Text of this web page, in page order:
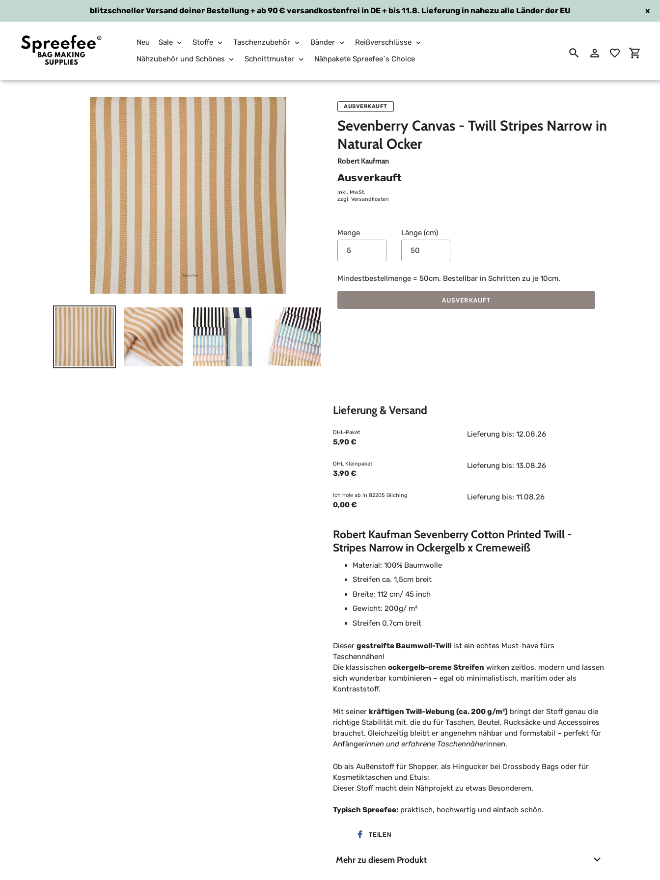
Direkt
blitzschneller Versand deiner Bestellung + ab 90 € versandkostenfrei in DE + bis 11.8. Lieferung in nahezu alle Länder der EU x
Neu Sale Stoffe Taschenzubehör Bänder
Reißverschlüsse
Nähzubehör und Schönes
Schnittmuster Nähpakete Spreefee`s Choice SuchenEinloggen
AUSVERKAUFT
Sevenberry Canvas - Twill Stripes Narrow in
Natural Ocker
Robert Kaufman
Ausverkauft
inkl. MwSt.
zzgl. Versandkosten
Menge Länge (cm)
Mindestbestellmenge = 50cm. Bestellbar in Schritten zu je 10cm.
AUSVERKAUFT
Lieferung & Versand
DHL-Paket
5,90 €
Lieferung bis: 12.08.26
DHL Kleinpaket
3,90 €
Lieferung bis: 13.08.26
Ich hole ab in 82205 Gilching
0,00 €
Lieferung bis: 11.08.26
Robert Kaufman Sevenberry Cotton Printed Twill -
Stripes Narrow in Ockergelb x Cremeweiß
Material: 100% Baumwolle
Streifen ca. 1,5cm breit
Breite: 112 cm/ 45 inch
Gewicht: 200g/ m²
Streifen 0,7cm breit
Dieser gestreifte Baumwoll-Twill ist ein echtes Must-have fürs
Taschennähen!
Die klassischen ockergelb-creme Streifen wirken zeitlos, modern und lassen
sich wunderbar kombinieren – egal ob minimalistisch, maritim oder als
Kontraststoff.
Mit seiner kräftigen Twill-Webung (ca. 200 g/m²) bringt der Stoff genau die
richtige Stabilität mit, die du für Taschen, Beutel, Rucksäcke und Accessoires
brauchst. Gleichzeitig bleibt er angenehm nähbar und formstabil – perfekt für
Anfängerinnen und erfahrene Taschennäherinnen.
Ob als Außenstoff für Shopper, als Hingucker bei Crossbody Bags oder für
Kosmetiktaschen und Etuis:
Dieser Stoff macht dein Nähprojekt zu etwas Besonderem.
Typisch Spreefee: praktisch, hochwertig und einfach schön.
TEILEN
Mehr zu diesem Produkt